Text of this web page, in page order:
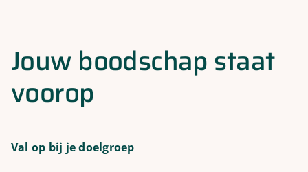
Jouw boodschap staat
voorop
Val op bij je doelgroep